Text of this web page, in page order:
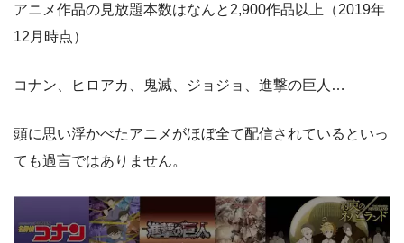
アニメ作品の見放題本数はなんと2,900作品以上（2019年
12月時点）
コナン、ヒロアカ、鬼滅、ジョジョ、進撃の巨人…
頭に思い浮かべたアニメがほぼ全て配信されているといっ
ても過言ではありません。